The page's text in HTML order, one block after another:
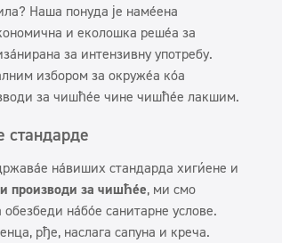
Наша понуда је намењена
и еколошка решења за
за интензивну употребу.
избором за окружења која
за чишћење чине чишћење лакшим.
стандарде
највиших стандарда хигијене и
производи за чишћење, ми смо
најбоље санитарне услове.
рђе, наслага сапуна и креча.